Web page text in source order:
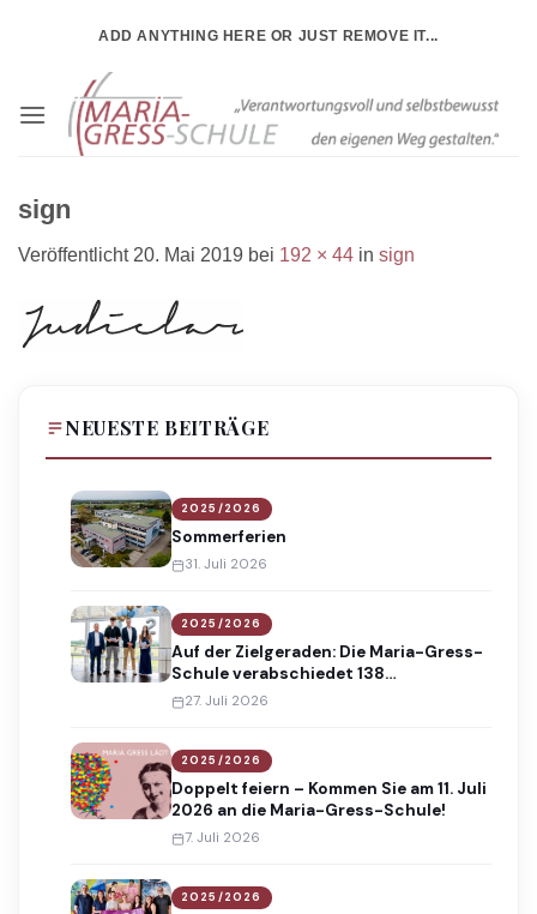
ADD ANYTHING HERE OR JUST REMOVE IT...
sign
Veröffentlicht 20. Mai 2019 bei 192 × 44 in sign
NEUESTE BEITRÄGE
2025/2026
Sommerferien
31. Juli 2026
2025/2026
Auf der Zielgeraden: Die Maria-Gress-
Schule verabschiedet 138
Absolventinnen und Absolventen
27. Juli 2026
2025/2026
Doppelt feiern – Kommen Sie am 11. Juli
2026 an die Maria-Gress-Schule!
7. Juli 2026
2025/2026